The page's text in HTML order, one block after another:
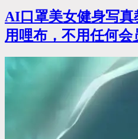
AI口罩美女健身写
用哩布，不用任何